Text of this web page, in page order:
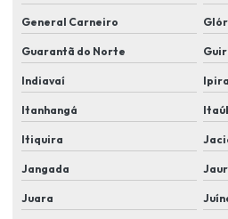
Instalação de cameras de segurança
Instalação de câmeras de segurança em
Instalação de cameras de segurança
Instalação de câmeras de
Instalação de câmeras wifi
Instalação de cftv
Instalação de controle de acesso
General Carneiro
Guarantã do Norte
Indiavaí
Itanhangá
Itiquira
Jangada
Juara